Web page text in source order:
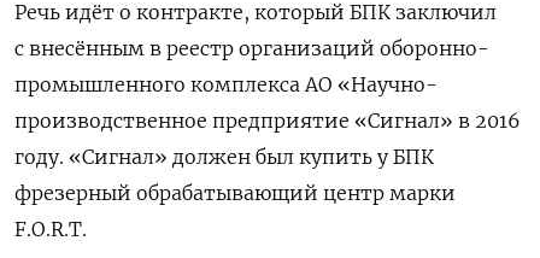
Речь идёт о контракте, который БПК заключил
с внесённым в реестр организаций оборонно-
промышленного комплекса АО «Научно-
производственное предприятие «Сигнал» в 2016
году. «Сигнал» должен был купить у БПК
фрезерный обрабатывающий центр марки
F.O.R.T.